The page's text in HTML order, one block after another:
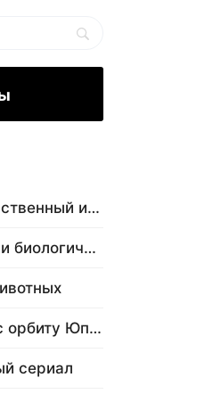
Профессии и искусственный интеллект
Место жительства и биологический в…
Звезда размером с орбиту Юпитера
сериал